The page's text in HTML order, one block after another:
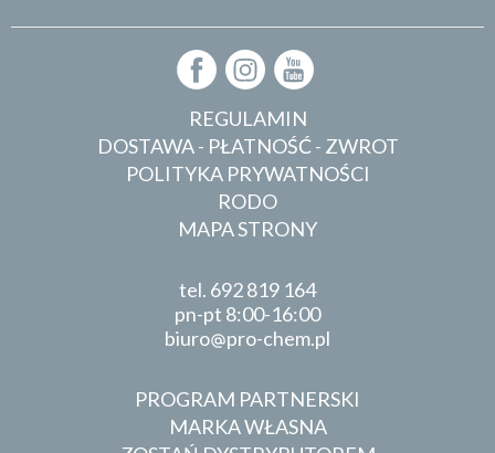
REGULAMIN
DOSTAWA - PŁATNOŚĆ - ZWROT
POLITYKA PRYWATNOŚCI
RODO
MAPA STRONY
tel. 692 819 164
pn-pt 8:00-16:00
biuro
pro-chem.pl
PROGRAM PARTNERSKI
MARKA WŁASNA